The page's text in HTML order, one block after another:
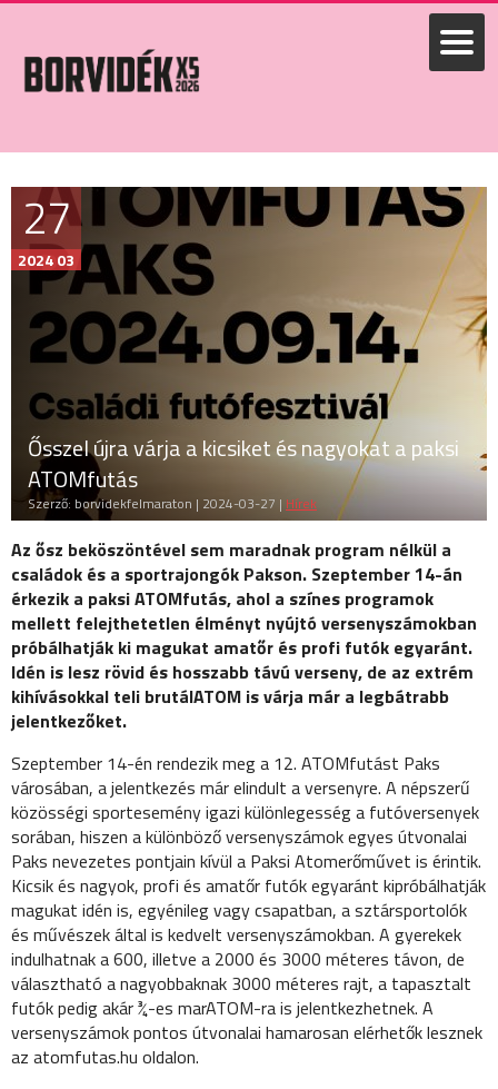
27
2024 03
Ősszel újra várja a kicsiket és nagyokat a paksi
ATOMfutás
Szerző: borvidekfelmaraton | 2024-03-27 | Hírek
Az ősz beköszöntével sem maradnak program nélkül a
családok és a sportrajongók Pakson. Szeptember 14-án
érkezik a paksi ATOMfutás, ahol a színes programok
mellett felejthetetlen élményt nyújtó versenyszámokban
próbálhatják ki magukat amatőr és profi futók egyaránt.
Idén is lesz rövid és hosszabb távú verseny, de az extrém
kihívásokkal teli brutálATOM is várja már a legbátrabb
jelentkezőket.
Szeptember 14-én rendezik meg a 12. ATOMfutást Paks
városában, a jelentkezés már elindult a versenyre. A népszerű
közösségi sportesemény igazi különlegesség a futóversenyek
sorában, hiszen a különböző versenyszámok egyes útvonalai
Paks nevezetes pontjain kívül a Paksi Atomerőművet is érintik.
Kicsik és nagyok, profi és amatőr futók egyaránt kipróbálhatják
magukat idén is, egyénileg vagy csapatban, a sztársportolók
és művészek által is kedvelt versenyszámokban. A gyerekek
indulhatnak a 600, illetve a 2000 és 3000 méteres távon, de
választható a nagyobbaknak 3000 méteres rajt, a tapasztalt
futók pedig akár ¾-es marATOM-ra is jelentkezhetnek. A
versenyszámok pontos útvonalai hamarosan elérhetők lesznek
az atomfutas.hu oldalon.